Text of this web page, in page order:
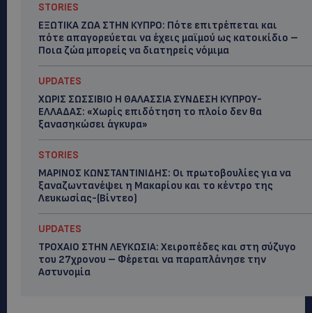
STORIES
ΕΞΩΤΙΚΑ ΖΩΑ ΣΤΗΝ ΚΥΠΡΟ: Πότε επιτρέπεται και
πότε απαγορεύεται να έχεις μαϊμού ως κατοικίδιο –
Ποια ζώα μπορείς να διατηρείς νόμιμα
UPDATES
ΧΩΡΙΣ ΣΩΣΣΙΒΙΟ Η ΘΑΛΑΣΣΙΑ ΣΥΝΔΕΣΗ ΚΥΠΡΟΥ-
ΕΛΛΑΔΑΣ: «Χωρίς επιδότηση το πλοίο δεν θα
ξανασηκώσει άγκυρα»
STORIES
ΜΑΡΙΝΟΣ ΚΩΝΣΤΑΝΤΙΝΙΔΗΣ: Οι πρωτοβουλίες για να
ξαναζωντανέψει η Μακαρίου και το κέντρο της
Λευκωσίας-(Βίντεο)
UPDATES
ΤΡΟΧΑΙΟ ΣΤΗΝ ΛΕΥΚΩΣΙΑ: Χειροπέδες και στη σύζυγο
του 27χρονου – Φέρεται να παραπλάνησε την
Αστυνομία